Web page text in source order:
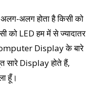
अलग होता है किसी को
को LED हम में से ज्यादातर
Display के बारे
सारे Display होते हैं,
हूँ।